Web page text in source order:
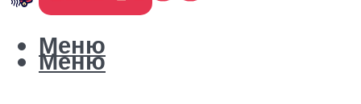
Меню
Меню